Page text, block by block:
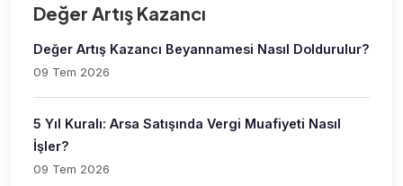
Değer Artış Kazancı
Değer Artış Kazancı Beyannamesi Nasıl Doldurulur?
09 Tem 2026
5 Yıl Kuralı: Arsa Satışında Vergi Muafiyeti Nasıl
İşler?
09 Tem 2026